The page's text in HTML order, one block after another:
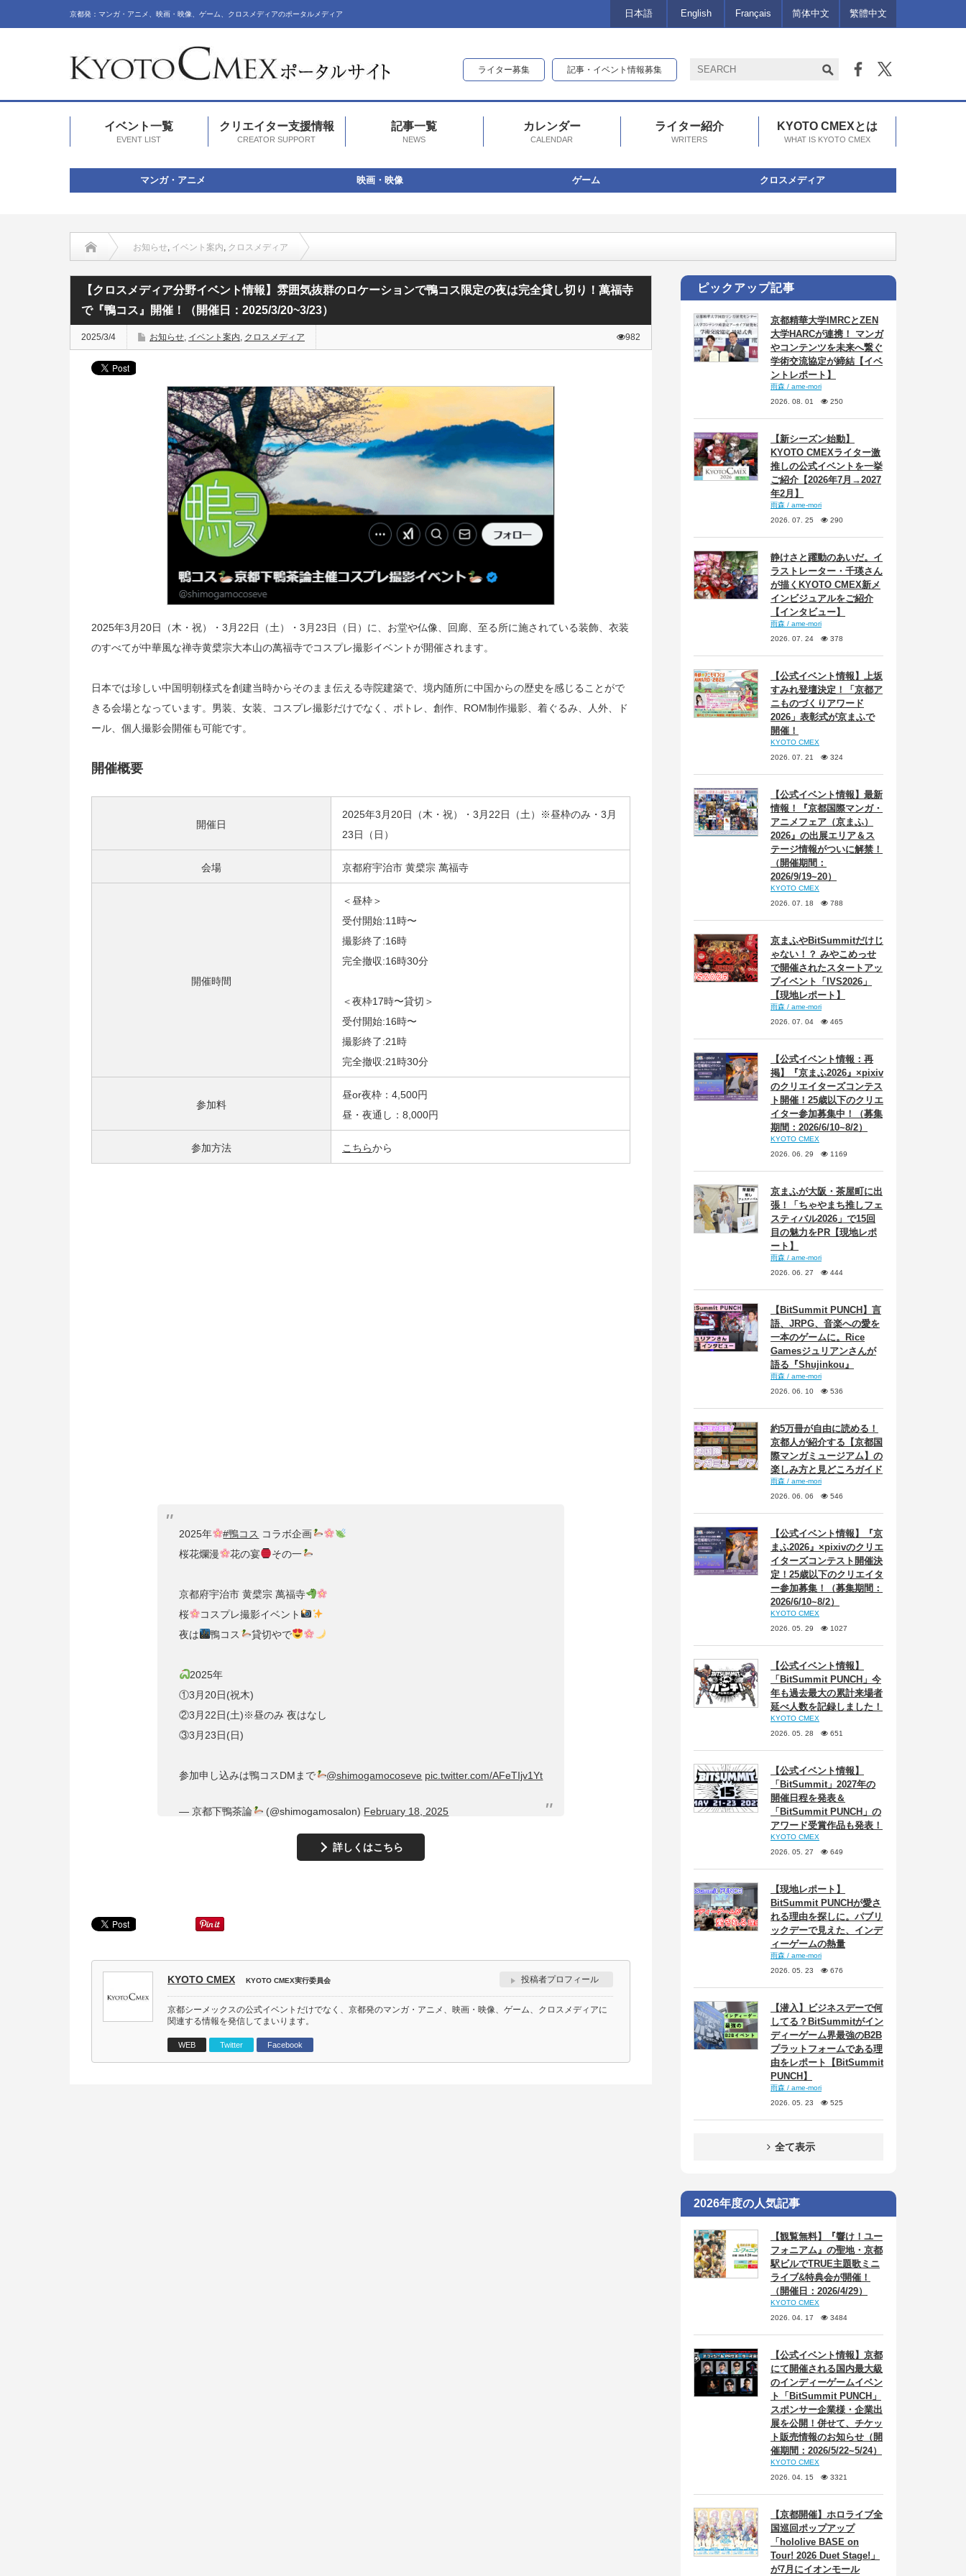
京都発：マンガ・アニメ、映画・映像、ゲーム、クロスメディアのポータルメディア 日本語 English Français 简体中文 繁體中文
ライター募集 記事・イベント情報募集
イベント一覧
EVENT LIST
クリエイター支援情報
CREATOR SUPPORT
記事一覧
NEWS
カレンダー
CALENDAR
ライター紹介
WRITERS
KYOTO CMEXとは
WHAT IS KYOTO CMEX
マンガ・アニメ 映画・映像 ゲーム クロスメディア
お知らせ, イベント案内, クロスメディア
【クロスメディア分野イベント情報】雰囲気抜群のロケーションで鴨コス限定の夜は完全貸し切り！萬福寺で『鴨コス』開催！（開催日：2025/3/20~3/23）
【クロスメディア分野イベント情報】雰囲気抜群のロケーションで鴨コス限定の夜は完全貸し切り！萬福寺
で『鴨コス』開催！（開催日：2025/3/20~3/23）
2025/3/4 お知らせ, イベント案内, クロスメディア 982
2025年3月20日（木・祝）・3月22日（土）・3月23日（日）に、お堂や仏像、回廊、至る所に施されている装飾、衣装
のすべてが中華風な禅寺黄檗宗大本山の萬福寺でコスプレ撮影イベントが開催されます。
日本では珍しい中国明朝様式を創建当時からそのまま伝える寺院建築で、境内随所に中国からの歴史を感じることがで
きる会場となっています。男装、女装、コスプレ撮影だけでなく、ポトレ、創作、ROM制作撮影、着ぐるみ、人外、ド
ール、個人撮影会開催も可能です。
開催概要
開催日
2025年3月20日（木・祝）・3月22日（土）※昼枠のみ・3月
23日（日）
会場 京都府宇治市 黄檗宗 萬福寺
開催時間
＜昼枠＞
受付開始:11時〜
撮影終了:16時
完全撤収:16時30分
＜夜枠17時〜貸切＞
受付開始:16時〜
撮影終了:21時
完全撤収:21時30分
参加料
昼or夜枠：4,500円
昼・夜通し：8,000円
参加方法 こちらから
2025年 #鴨コス コラボ企画
桜花爛漫
花の宴 その一
京都府宇治市 黄檗宗 萬福寺
桜
コスプレ撮影イベント
夜は
鴨コス 貸切やで
2025年
①3月20日(祝木)
②3月22日(土)※昼のみ 夜はなし
③3月23日(日)
参加申し込みは鴨コスDMまで @shimogamocoseve pic.twitter.com/AFeTIjv1Yt
— 京都下鴨茶論 (@shimogamosalon) February 18, 2025
詳しくはこちら
KYOTO CMEX KYOTO CMEX実行委員会 投稿者プロフィール
京都シーメックスの公式イベントだけでなく、京都発のマンガ・アニメ、映画・映像、ゲーム、クロスメディアに
関連する情報を発信してまいります。
WEB Twitter Facebook
ピックアップ記事
京都精華大学IMRCとZEN
大学HARCが連携！ マンガ
やコンテンツを未来へ繋ぐ
学術交流協定が締結【イベ
ントレポート】
雨森 / ame-mori
2026. 08. 01
250
【新シーズン始動】
KYOTO CMEXライター激
推しの公式イベントを一挙
ご紹介【2026年7月→2027
年2月】
雨森 / ame-mori
2026. 07. 25
290
静けさと躍動のあいだ。イ
ラストレーター・千瑛さん
が描くKYOTO CMEX新メ
インビジュアルをご紹介
【インタビュー】
雨森 / ame-mori
2026. 07. 24
378
【公式イベント情報】上坂
すみれ登壇決定！「京都ア
ニものづくりアワード
2026」表彰式が京まふで
開催！
KYOTO CMEX
2026. 07. 21
324
【公式イベント情報】最新
情報！『京都国際マンガ・
アニメフェア（京まふ）
2026』の出展エリア＆ス
テージ情報がついに解禁！
（開催期間：
2026/9/19~20）
KYOTO CMEX
2026. 07. 18
788
京まふやBitSummitだけじ
ゃない！？ みやこめっせ
で開催されたスタートアッ
プイベント「IVS2026」
【現地レポート】
雨森 / ame-mori
2026. 07. 04
465
【公式イベント情報：再
掲】『京まふ2026』×pixiv
のクリエイターズコンテス
ト開催！25歳以下のクリエ
イター参加募集中！（募集
期間：2026/6/10~8/2）
KYOTO CMEX
2026. 06. 29
1169
京まふが大阪・茶屋町に出
張！「ちゃやまち推しフェ
スティバル2026」で15回
目の魅力をPR【現地レポ
ート】
雨森 / ame-mori
2026. 06. 27
444
【BitSummit PUNCH】言
語、JRPG、音楽への愛を
一本のゲームに。Rice
Gamesジュリアンさんが
語る『Shujinkou』
雨森 / ame-mori
2026. 06. 10
536
約5万冊が自由に読める！
京都人が紹介する【京都国
際マンガミュージアム】の
楽しみ方と見どころガイド
雨森 / ame-mori
2026. 06. 06
546
【公式イベント情報】『京
まふ2026』×pixivのクリエ
イターズコンテスト開催決
定！25歳以下のクリエイタ
ー参加募集！（募集期間：
2026/6/10~8/2）
KYOTO CMEX
2026. 05. 29
1027
【公式イベント情報】
「BitSummit PUNCH」今
年も過去最大の累計来場者
延べ人数を記録しました！
KYOTO CMEX
2026. 05. 28
651
【公式イベント情報】
「BitSummit」2027年の
開催日程を発表＆
「BitSummit PUNCH」の
アワード受賞作品も発表！
KYOTO CMEX
2026. 05. 27
649
【現地レポート】
BitSummit PUNCHが愛さ
れる理由を探しに。パブリ
ックデーで見えた、インデ
ィーゲームの熱量
雨森 / ame-mori
2026. 05. 23
676
【潜入】ビジネスデーで何
してる？BitSummitがイン
ディーゲーム界最強のB2B
プラットフォームである理
由をレポート【BitSummit
PUNCH】
雨森 / ame-mori
2026. 05. 23
525
全て表示
2026年度の人気記事
【観覧無料】『響け！ユー
フォニアム』の聖地・京都
駅ビルでTRUE主題歌ミニ
ライブ&特典会が開催！
（開催日：2026/4/29）
KYOTO CMEX
2026. 04. 17
3484
【公式イベント情報】京都
にて開催される国内最大級
のインディーゲームイベン
ト「BitSummit PUNCH」
スポンサー企業様・企業出
展を公開！併せて、チケッ
ト販売情報のお知らせ（開
催期間：2026/5/22~5/24）
KYOTO CMEX
2026. 04. 15
3321
【京都開催】ホロライブ全
国巡回ポップアップ
「hololive BASE on
Tour! 2026 Duet Stage!」
が7月にイオンモール